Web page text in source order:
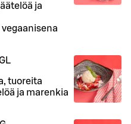
ja
L
tuoreita
ja marenkia